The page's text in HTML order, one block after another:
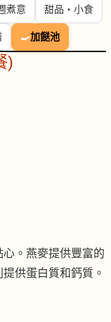
煮意 甜品・小食
🍳加餸池
)
。燕麥提供豐富的
供蛋白質和鈣質。